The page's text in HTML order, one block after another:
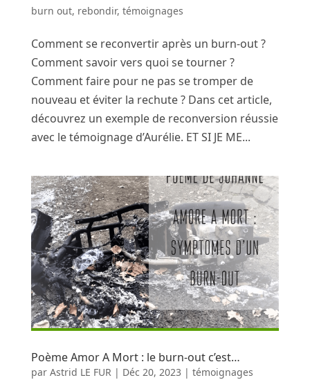
burn out, rebondir, témoignages
Comment se reconvertir après un burn-out ?
Comment savoir vers quoi se tourner ?
Comment faire pour ne pas se tromper de
nouveau et éviter la rechute ? Dans cet article,
découvrez un exemple de reconversion réussie
avec le témoignage d’Aurélie. ET SI JE ME...
Poème Amor A Mort : le burn-out c’est…
par Astrid LE FUR| Déc 20, 2023 | témoignages